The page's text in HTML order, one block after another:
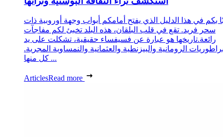
بكم في هذا الدليل الذي يفتح أمامكم أبواب وجهة أوروبية ذات
سحر فريد. تقع في قلب البلقان، هذه البلد تخبئ لكم مفاجآت
رائعة.تاريخها هو عبارة عن فسيفساء حقيقية، تشكلت على يد
الرومانية والبيزنطية والعثمانية والنمساوية المجرية.
كل منها ...
ArticlesRead more